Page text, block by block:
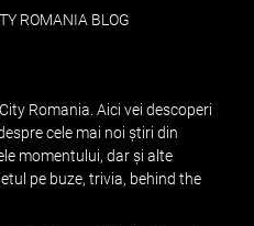
ROMANIA BLOG
Romania. Aici vei descoperi
cele mai noi știri din
momentului, dar și alte
pe buze, trivia, behind the